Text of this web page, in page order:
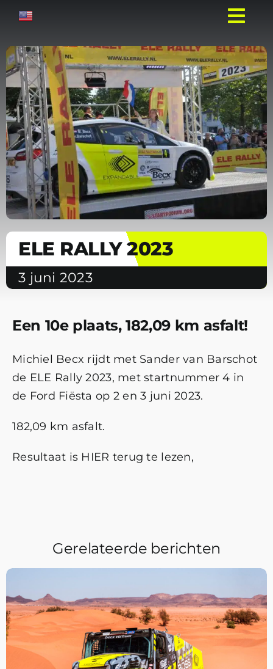
inhoud
ELE RALLY 2023
3 juni 2023
Een 10e plaats, 182,09 km asfalt!
Michiel Becx rijdt met Sander van Barschot
de ELE Rally 2023, met startnummer 4 in
de Ford Fiësta op 2 en 3 juni 2023.
182,09 km asfalt.
Resultaat is HIER terug te lezen,
Gerelateerde berichten